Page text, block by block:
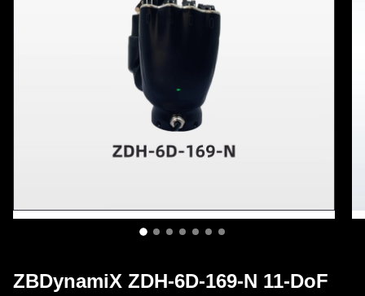
ZBDynamiX ZDH-6D-169-N 11-DoF